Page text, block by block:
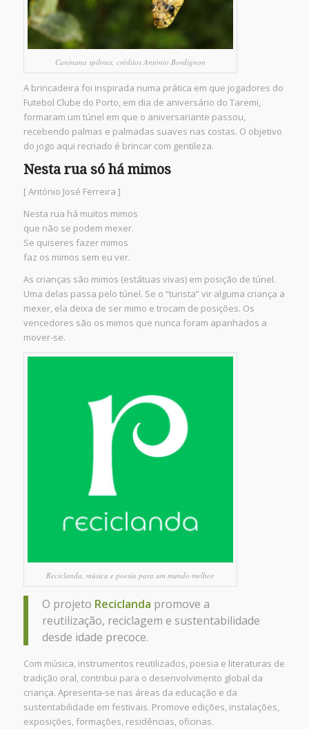
Caninana spilotes, créditos António Bordignon
A brincadeira foi inspirada numa prática em que jogadores do
Futebol Clube do Porto, em dia de aniversário do Taremi,
formaram um túnel em que o aniversariante passou,
recebendo palmas e palmadas suaves nas costas. O objetivo
do jogo aqui recriado é brincar com gentileza.
Nesta rua só há mimos
[ António José Ferreira ]
Nesta rua há muitos mimos
que não se podem mexer.
Se quiseres fazer mimos
faz os mimos sem eu ver.
As crianças são mimos (estátuas vivas) em posição de túnel.
Uma delas passa pelo túnel. Se o “turista” vir alguma criança a
mexer, ela deixa de ser mimo e trocam de posições. Os
vencedores são os mimos que nunca foram apanhados a
mover-se.
Reciclanda, música e poesia para um mundo melhor
O projeto Reciclanda promove a
reutilização, reciclagem e sustentabilidade
desde idade precoce.
Com música, instrumentos reutilizados, poesia e literaturas de
tradição oral, contribui para o desenvolvimento global da
criança. Apresenta-se nas áreas da educação e da
sustentabilidade em festivais. Promove edições, instalações,
exposições, formações, residências, oficinas.